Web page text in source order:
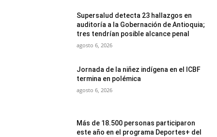
Supersalud detecta 23 hallazgos en
auditoría a la Gobernación de Antioquia;
tres tendrían posible alcance penal
agosto 6, 2026
Jornada de la niñez indígena en el ICBF
termina en polémica
agosto 6, 2026
Más de 18.500 personas participaron
este año en el programa Deportes+ del